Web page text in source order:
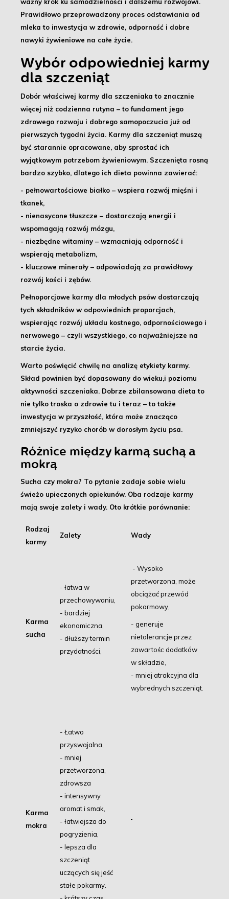
Prawidłowo przeprowadzony proces odstawiania od
mleka to inwestycja w zdrowie, odporność i dobre
nawyki żywieniowe na całe życie.
Wybór odpowiedniej karmy
dla szczeniąt
Dobór właściwej karmy dla szczeniaka to znacznie
więcej niż codzienna rutyna – to fundament jego
zdrowego rozwoju i dobrego samopoczucia już od
pierwszych tygodni życia. Karmy dla szczeniąt muszą
być starannie opracowane, aby sprostać ich
wyjątkowym potrzebom żywieniowym. Szczenięta rosną
bardzo szybko, dlatego ich dieta powinna zawierać:
- pełnowartościowe białko – wspiera rozwój mięśni i
tkanek,
- nienasycone tłuszcze – dostarczają energii i
wspomagają rozwój mózgu,
- niezbędne witaminy – wzmacniają odporność i
wspierają metabolizm,
- kluczowe minerały – odpowiadają za prawidłowy
rozwój kości i zębów.
Pełnoporcjowe karmy dla młodych psów dostarczają
tych składników w odpowiednich proporcjach,
wspierając rozwój układu kostnego, odpornościowego i
nerwowego – czyli wszystkiego, co najważniejsze na
starcie życia.
Warto poświęcić chwilę na analizę etykiety karmy.
Skład powinien być dopasowany do wieku,i poziomu
aktywności szczeniaka. Dobrze zbilansowana dieta to
nie tylko troska o zdrowie tu i teraz – to także
inwestycja w przyszłość, która może znacząco
zmniejszyć ryzyko chorób w dorosłym życiu psa.
Różnice między karmą suchą a
mokrą
Sucha czy mokra? To pytanie zadaje sobie wielu
świeżo upieczonych opiekunów. Oba rodzaje karmy
mają swoje zalety i wady. Oto krótkie porównanie:
Rodzaj
karmy
Zalety Wady
Karma
sucha
- łatwa w
przechowywaniu,
- bardziej
ekonomiczna,
- dłuższy termin
przydatności,
- Wysoko
przetworzona, może
obciążać przewód
pokarmowy,
- generuje
nietolerancje przez
zawartośc dodatków
w składzie,
- mniej atrakcyjna dla
wybrednych szczeniąt.
Karma
mokra
- Łatwo
przyswajalna,
- mniej
przetworzona,
zdrowsza
- intensywny
aromat i smak,
- łatwiejsza do
pogryzienia,
- lepsza dla
szczeniąt
uczących się jeść
stałe pokarmy.